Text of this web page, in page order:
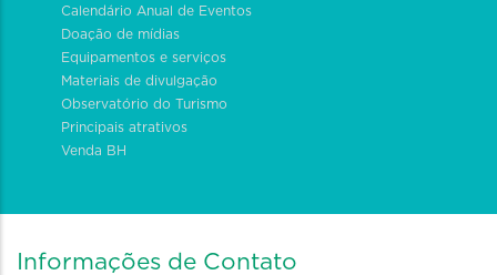
Calendário Anual de Eventos
Doação de mídias
Equipamentos e serviços
Materiais de divulgação
Observatório do Turismo
Principais atrativos
Venda BH
Informações de Contato